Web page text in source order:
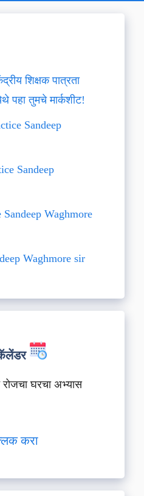
शिक्षक पात्रता
पहा तुमचे मार्कशीट!
Sandeep
Sandeep
Waghmore
Waghmore sir
घरचा अभ्यास
करा